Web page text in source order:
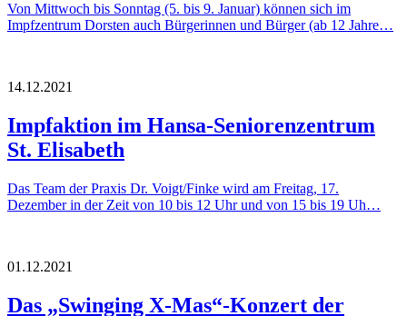
Von Mittwoch bis Sonntag (5. bis 9. Januar) können sich im
Impfzentrum Dorsten auch Bürgerinnen und Bürger (ab 12 Jahre…
14.12.2021
Impfaktion im Hansa-Seniorenzentrum
St. Elisabeth
Das Team der Praxis Dr. Voigt/Finke wird am Freitag, 17.
Dezember in der Zeit von 10 bis 12 Uhr und von 15 bis 19 Uh…
01.12.2021
Das „Swinging X-Mas“-Konzert der